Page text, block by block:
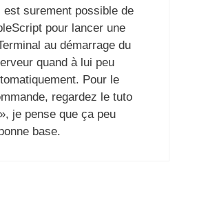
est surement possible de
pour lancer une
au démarrage du
quand à lui peu
Pour le
regardez le tuto
je pense que ça peu
base.